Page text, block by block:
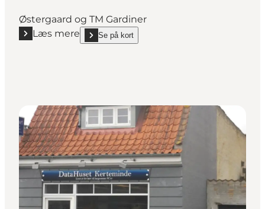
Østergaard og TM Gardiner
Læs mere
Læs mere "Colorama Østergaard Farver"
Se på kort
show Colorama Østergaard Farver on_map